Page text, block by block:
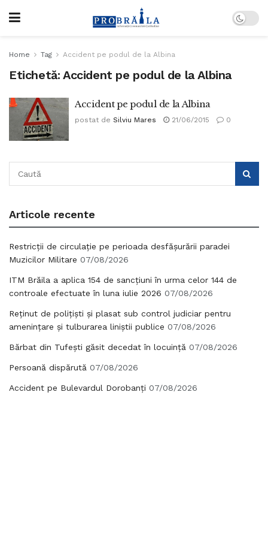
Home Tag Accident pe podul de la Albina
Etichetă: Accident pe podul de la Albina
Accident pe podul de la Albina
postat de Silviu Mares 21/06/2015 0
Articole recente
Restricții de circulație pe perioada desfășurării paradei
Muzicilor Militare 07/08/2026
ITM Brăila a aplica 154 de sancțiuni în urma celor 144 de
controale efectuate în luna iulie 2026 07/08/2026
Reținut de polițiști și plasat sub control judiciar pentru
amenințare și tulburarea liniștii publice 07/08/2026
Bărbat din Tufești găsit decedat în locuință 07/08/2026
Persoană dispărută 07/08/2026
Accident pe Bulevardul Dorobanți 07/08/2026